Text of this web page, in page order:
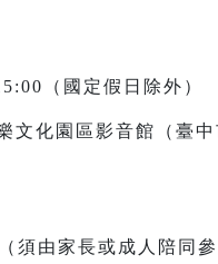
（國定假日除外）
文化園區影音館（臺
須由家長或成人陪同